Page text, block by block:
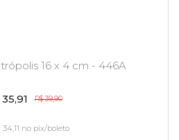
16 x 4 cm - 446A
R$ 39,90
34,11 no pix/boleto